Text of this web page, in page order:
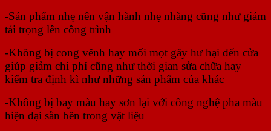
-Sản phẩm nhẹ nên vận hành nhẹ nhàng cũng như giảm
tải trọng lên công trình
-Không bị cong vênh hay mối mọt gây hư hại đến cửa
giúp giảm chi phí cũng như thời gian sửa chữa hay
kiểm tra định kì như những sản phẩm của khác
-Không bị bay màu hay sơn lại với công nghệ pha màu
hiện đại sẵn bên trong vật liệu